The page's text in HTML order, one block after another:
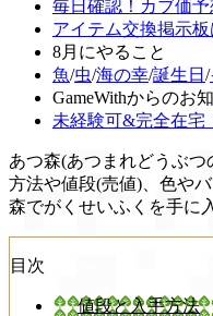
毎日確認！カブ価
アイテム交換掲示板
8月にやること
魚/虫/海の幸/誕生日 /
GameWithからのお
未経験可&完全在宅
あつ森(あつまれどうぶ
方法や値段(売値)、色や
森でがくせいふくを手に
目次
値段と入手方法